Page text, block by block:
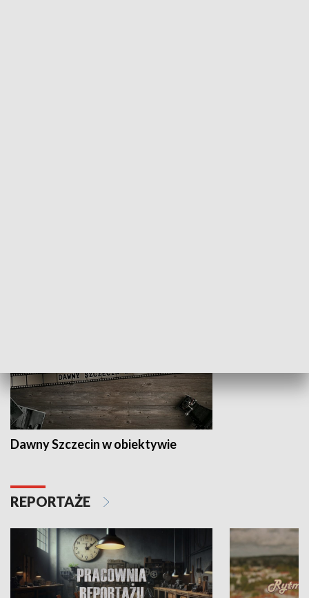
Dawny Szczecin w obiektywie
REPORTAŻE